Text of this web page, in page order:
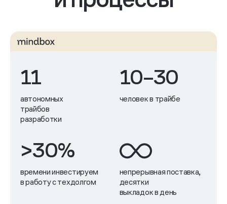
11
автономных
трайбов
разработки
10–30
человек в трайбе
>30%
времени инвестируем
в работу с техдолгом
непрерывная поставка,
десятки
выкладок в день